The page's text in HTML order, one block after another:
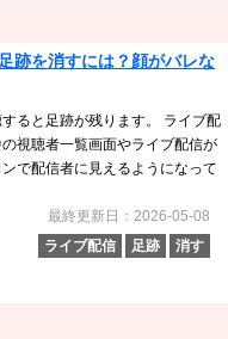
跡を消すには？顔がバレな
ると足跡が残ります。 ライブ配
視聴者一覧画面やライブ配信が
で配信者に見えるようになって
最終更新日：2026-05-08
ライブ配信
足跡 消す